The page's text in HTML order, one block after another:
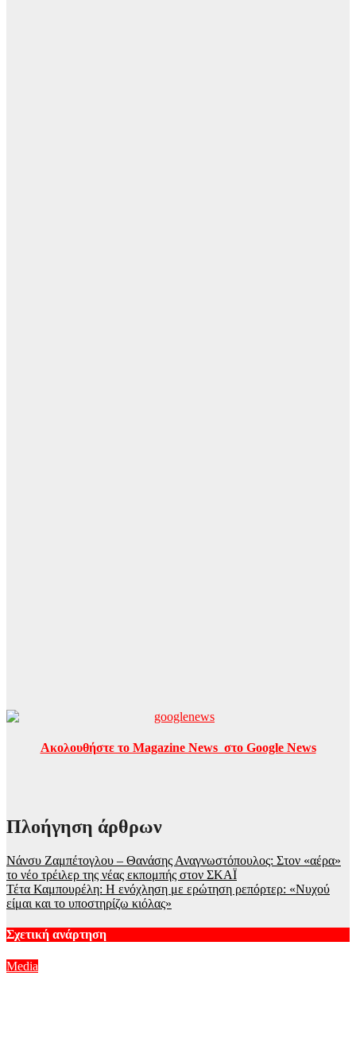
Ακολουθήστε το Magazine News στο Google News
Πλοήγηση άρθρων
Νάνσυ Ζαμπέτογλου – Θανάσης Αναγνωστόπουλος: Στον «αέρα»
το νέο τρέιλερ της νέας εκπομπής στον ΣΚΑΪ
Τέτα Καμπουρέλη: Η ενόχληση με ερώτηση ρεπόρτερ: «Νυχού
είμαι και το υποστηρίζω κιόλας»
Σχετική ανάρτηση
Media